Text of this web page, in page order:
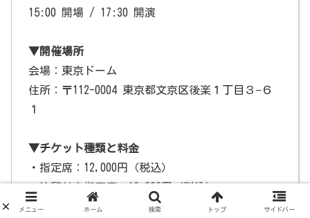
15:00 開場 / 17:30 開演
▼開催場所
会場：東京ドーム
住所：〒112-0004 東京都文京区後楽１丁目３−６
１
▼チケット種類と料金
・指定席：12,000円（税込）
・注釈付き指定席：12,000円（税込）
メニュー ホーム 検索 トップ サイドバー